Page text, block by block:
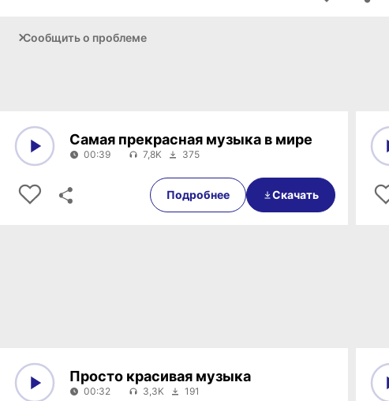
Сообщить о проблеме
00:39
Самая прекрасная музыка в мире
00:39 7,8K 375
Подробнее Скачать
Просто красивая музыка
00:32 3,3K 191